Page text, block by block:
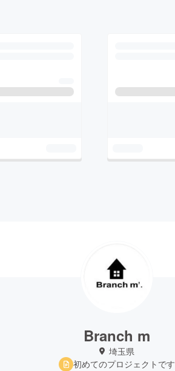
Branch m
埼玉県
初めてのプロジェクトです